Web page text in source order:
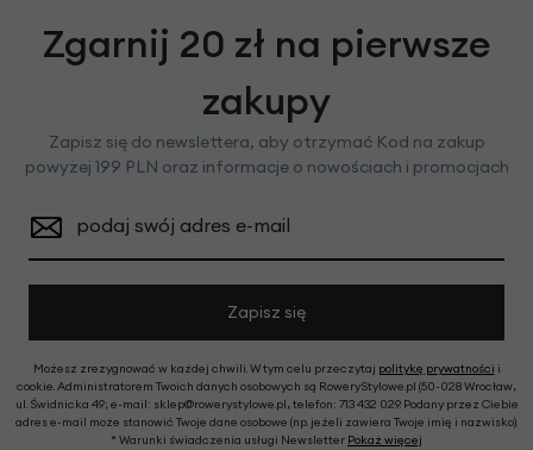
Zgarnij 20 zł na pierwsze
zakupy
Zapisz się do newslettera, aby otrzymać Kod na zakup
powyżej 199 PLN oraz informacje o nowościach i promocjach
podaj swój adres e-mail
Zapisz się
Możesz zrezygnować w każdej chwili. W tym celu przeczytaj politykę prywatności i
cookie. Administratorem Twoich danych osobowych są RoweryStylowe.pl (50-028 Wrocław,
ul. Świdnicka 49; e-mail: sklep@rowerystylowe.pl, telefon: 713 432 029. Podany przez Ciebie
adres e-mail może stanowić Twoje dane osobowe (np. jeżeli zawiera Twoje imię i nazwisko).
* Warunki świadczenia usługi Newsletter Pokaż więcej